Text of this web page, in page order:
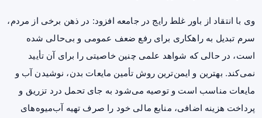
وی با انتقاد از باور غلط رایج در جامعه افزود: در ذهن برخی از مردم،
سرم تبدیل به راهکاری برای رفع ضعف عمومی و بی‌حالی شده
است، در حالی که شواهد علمی چنین خاصیتی را برای آن تأیید
نمی‌کند. بهترین و ایمن‌ترین روش تأمین مایعات بدن، نوشیدن آب و
مایعات مناسب است و توصیه می‌شود به جای تحمل درد تزریق و
پرداخت هزینه اضافی، منابع مالی خود را صرف تهیه آب‌میوه‌های